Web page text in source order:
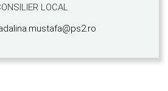
LOCAL